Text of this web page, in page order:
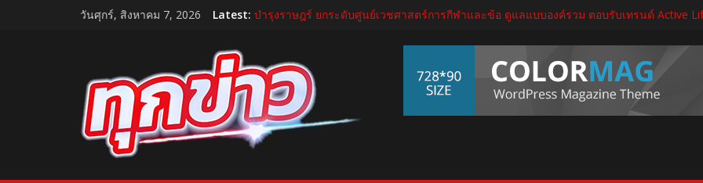
วันศุกร์, สิงหาคม 7, 2026 Latest: แถลงใหญ่ปีที่ 11! บุรีรัมย์ มาราธอน 2027 เปิดศักราชใหม่ เดินหน้าสู่ Marathon Destination แห่
บีโอไอผนึกพันธมิตรจัด THECA 2026 เชื่อมห่วงโซ่อิเล็กทรอนิกส์ หนุนไทยสู่ฐานผลิตเทคโนโล
กระทรวงคมนาคม เปิดนิทรรศการ “เกษมสุขทุกค่ำเช้า” เฉลิมพระชนมพรรษา พระบาทสมเด็จพร
“GDH” เปิดโผโปรเจกต์ใหม่ใน “GDH CIRCLES Feel Good โคจรความสุข สนุกกว่าที่เคย”
TukKhao
AllNews